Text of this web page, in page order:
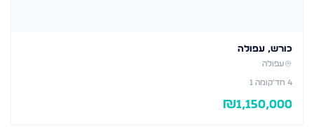
כורש, עפולה
עפולה
4 חד׳קומה 1
₪1,150,000